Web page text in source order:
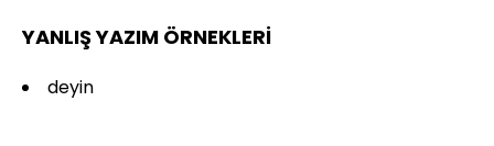
YANLIŞ YAZIM ÖRNEKLERİ
deyin